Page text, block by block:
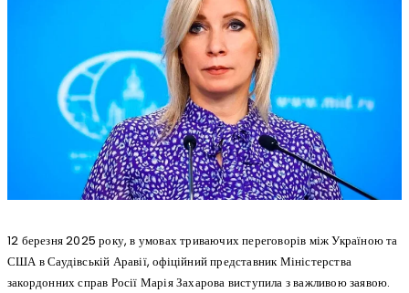
12 березня 2025 року, в умовах триваючих переговорів між Україною та
США в Саудівській Аравії, офіційний представник Міністерства
закордонних справ Росії Марія Захарова виступила з важливою заявою.